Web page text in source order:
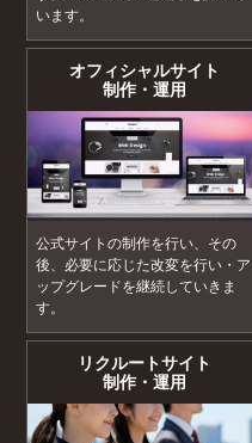
います。
オフィシャルサイト
制作・運用
公式サイトの制作を行い、その
後、必要に応じた改変を行い・ア
ップグレードを継続していきま
す。
リクルートサイト
制作・運用